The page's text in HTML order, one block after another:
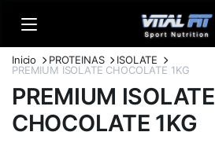
Inicio PROTEINAS
ISOLATE
PREMIUM ISOLATE CHOCOLATE 1KG
PREMIUM ISOLATE
CHOCOLATE 1KG